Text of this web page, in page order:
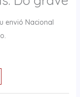
envió Nacional